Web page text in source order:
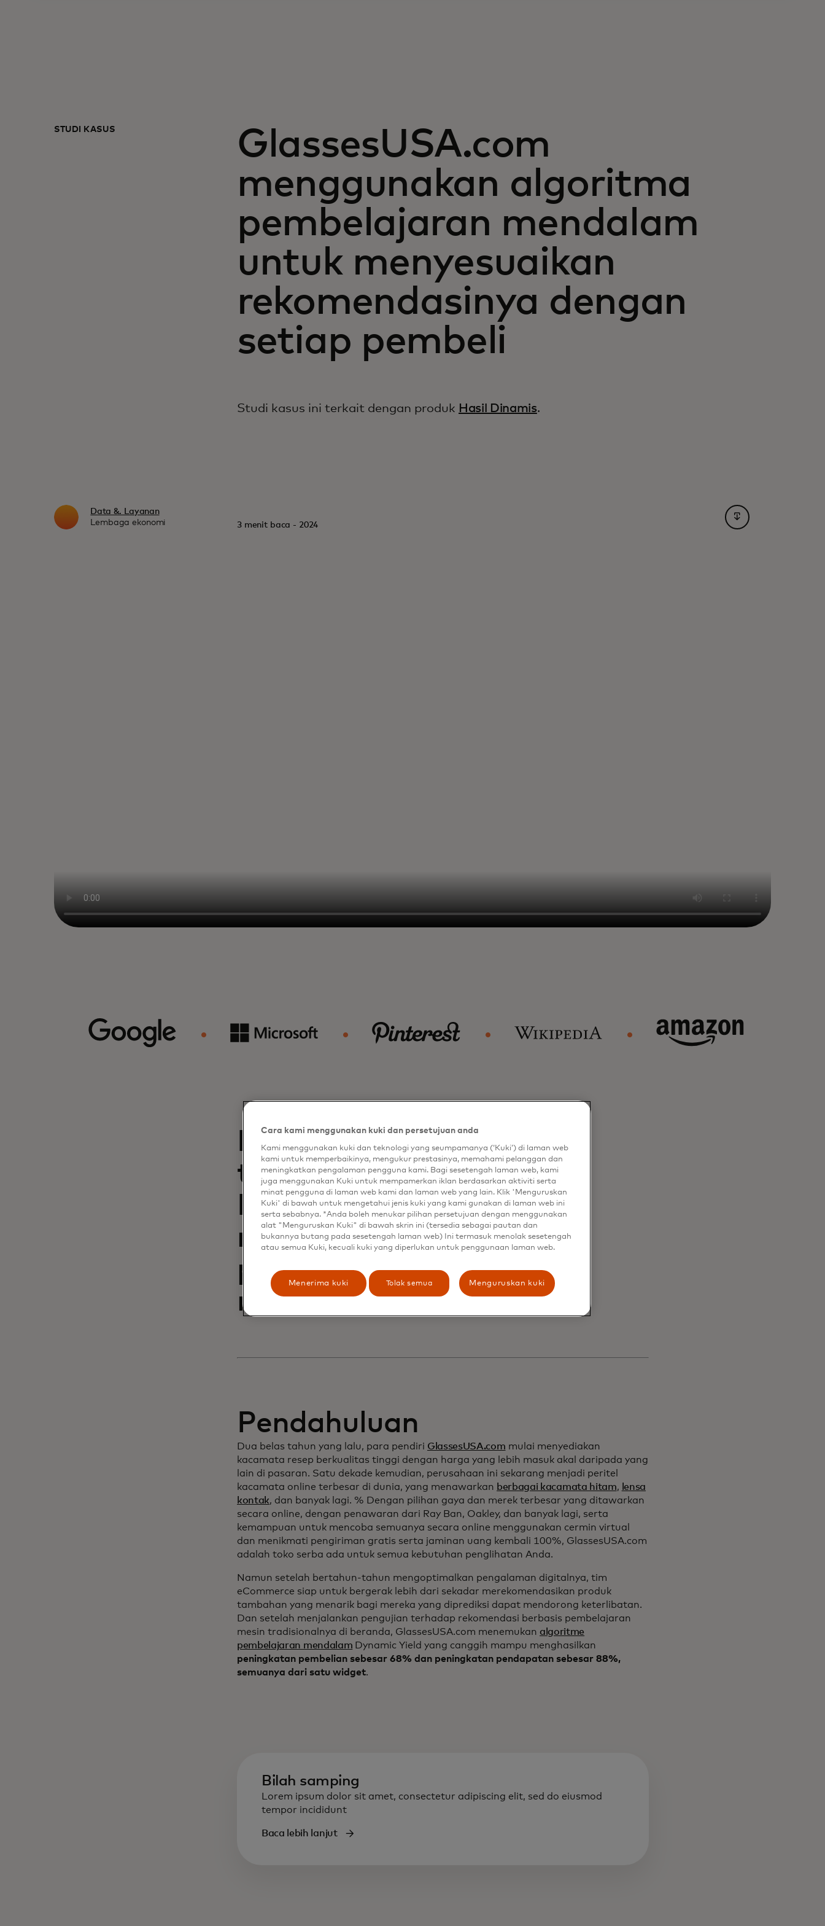
STUDI KASUS
GlassesUSA.com
menggunakan algoritma
pembelajaran mendalam
untuk menyesuaikan
rekomendasinya dengan
setiap pembeli
Studi kasus ini terkait dengan produk Hasil Dinamis.
Data &. Layanan
Lembaga ekonomi
3 menit baca - 2024
opens in a new tab
Mencapai personalisasi
tingkat lanjut dengan
Dynamic Yield untuk
memperdalam hubungan
pelanggan dan
meningkatkan penjualan
Pendahuluan
Dua belas tahun yang lalu, para pendiri GlassesUSA.com mulai menyediakan
kacamata resep berkualitas tinggi dengan harga yang lebih masuk akal daripada yang
lain di pasaran. Satu dekade kemudian, perusahaan ini sekarang menjadi peritel
kacamata online terbesar di dunia, yang menawarkan berbagai kacamata hitam, lensa
kontak, dan banyak lagi. % Dengan pilihan gaya dan merek terbesar yang ditawarkan
secara online, dengan penawaran dari Ray Ban, Oakley, dan banyak lagi, serta
kemampuan untuk mencoba semuanya secara online menggunakan cermin virtual
dan menikmati pengiriman gratis serta jaminan uang kembali 100%, GlassesUSA.com
adalah toko serba ada untuk semua kebutuhan penglihatan Anda.
Namun setelah bertahun-tahun mengoptimalkan pengalaman digitalnya, tim
eCommerce siap untuk bergerak lebih dari sekadar merekomendasikan produk
tambahan yang menarik bagi mereka yang diprediksi dapat mendorong keterlibatan.
Dan setelah menjalankan pengujian terhadap rekomendasi berbasis pembelajaran
mesin tradisionalnya di beranda, GlassesUSA.com menemukan algoritme
pembelajaran mendalam Dynamic Yield yang canggih mampu menghasilkan
peningkatan pembelian sebesar 68% dan peningkatan pendapatan sebesar 88%,
semuanya dari satu widget.
Bilah samping
Lorem ipsum dolor sit amet, consectetur adipiscing elit, sed do eiusmod
tempor incididunt
Baca lebih lanjut
Cara kami menggunakan kuki dan persetujuan anda
Kami menggunakan kuki dan teknologi yang seumpamanya (‘Kuki’) di laman web
kami untuk memperbaikinya, mengukur prestasinya, memahami pelanggan dan
meningkatkan pengalaman pengguna kami. Bagi sesetengah laman web, kami
juga menggunakan Kuki untuk mempamerkan iklan berdasarkan aktiviti serta
minat pengguna di laman web kami dan laman web yang lain. Klik 'Menguruskan
Kuki' di bawah untuk mengetahui jenis kuki yang kami gunakan di laman web ini
serta sebabnya. *Anda boleh menukar pilihan persetujuan dengan menggunakan
alat "Menguruskan Kuki" di bawah skrin ini (tersedia sebagai pautan dan
bukannya butang pada sesetengah laman web) Ini termasuk menolak sesetengah
atau semua Kuki, kecuali kuki yang diperlukan untuk penggunaan laman web.
Menerima kuki Tolak semua Menguruskan kuki